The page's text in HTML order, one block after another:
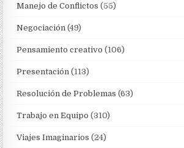
Manejo de Conflictos (55)
Negociación (49)
Pensamiento creativo (106)
Presentación (113)
Resolución de Problemas (63)
Trabajo en Equipo (310)
Viajes Imaginarios (24)